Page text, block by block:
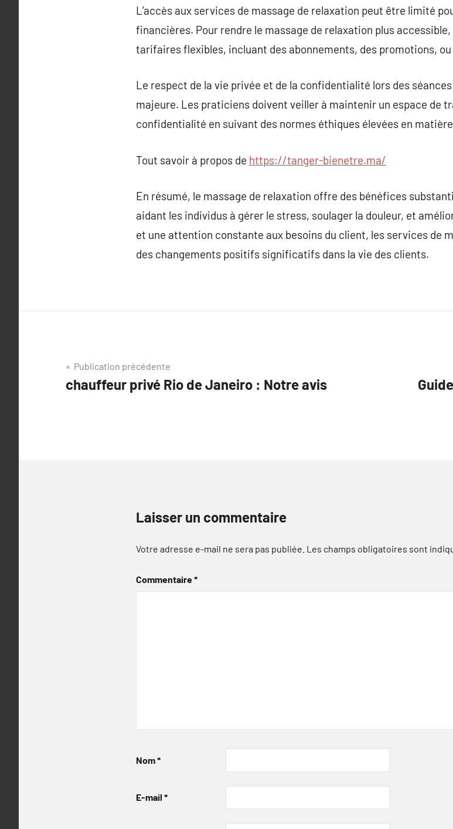
L’accès aux services de massage de relaxation peut être limité
financières. Pour rendre le massage de relaxation plus
tarifaires flexibles, incluant des abonnements, des promotions,
Le respect de la vie privée et de la confidentialité lors des
majeure. Les praticiens doivent veiller à maintenir un espace de
confidentialité en suivant des normes éthiques élevées en
Tout savoir à propos de https://tanger-bienetre.ma/
En résumé, le massage de relaxation offre des bénéfices
aidant les individus à gérer le stress, soulager la douleur, et
et une attention constante aux besoins du client, les services de
des changements positifs significatifs dans la vie des clients.
Navigation
de
Publication précédente
chauffeur privé Rio de Janeiro : Notre avis
Laisser un commentaire
Votre adresse e-mail ne sera pas publiée. Les champs obligatoires sont
Commentaire*
Nom*
E-mail *